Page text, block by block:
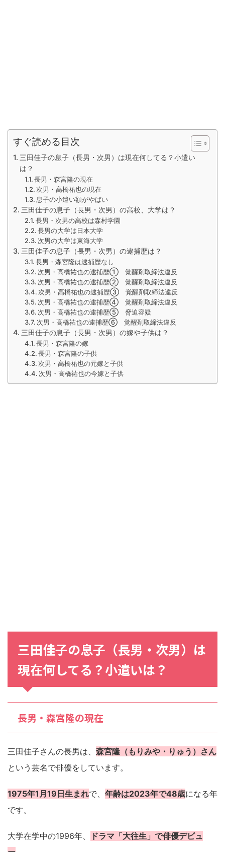
すぐ読める目次
三田佳子の息子（長男・次男）は現在何してる？小遣い
は？
長男・森宮隆の現在
次男・高橋祐也の現在
息子の小遣い額がやばい
三田佳子の息子（長男・次男）の高校、大学は？
長男・次男の高校は森村学園
長男の大学は日本大学
次男の大学は東海大学
三田佳子の息子（長男・次男）の逮捕歴は？
長男・森宮隆は逮捕歴なし
次男・高橋祐也の逮捕歴① 覚醒剤取締法違反
次男・高橋祐也の逮捕歴② 覚醒剤取締法違反
次男・高橋祐也の逮捕歴③ 覚醒剤取締法違反
次男・高橋祐也の逮捕歴④ 覚醒剤取締法違反
次男・高橋祐也の逮捕歴⑤ 脅迫容疑
次男・高橋祐也の逮捕歴⑥ 覚醒剤取締法違反
三田佳子の息子（長男・次男）の嫁や子供は？
長男・森宮隆の嫁
長男・森宮隆の子供
次男・高橋祐也の元嫁と子供
次男・高橋祐也の今嫁と子供
三田佳子の息子（長男・次男）は
現在何してる？小遣いは？
長男・森宮隆の現在
三田佳子さんの長男は、 森宮隆（もりみや・りゅう）さん
という芸名で俳優をしています。
1975年1月19日生まれで、 年齢は2023年で48歳になる年
です。
大学在学中の1996年、
ドラマ「大往生」で俳優デビュ